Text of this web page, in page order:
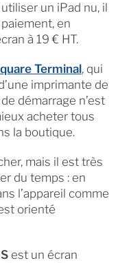
un iPad nu, il
en
à 19 € HT.
Terminal, qui
imprimante de
démarrage n’est
acheter tous
la boutique.
mais il est très
du temps : en
l’appareil comme
orienté
est un écran